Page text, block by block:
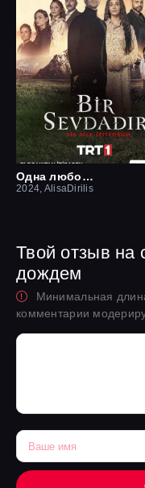
Одна любовь
2024, AlisaDirilis
Твой отзыв на
дождем
Минимальная
комментарии